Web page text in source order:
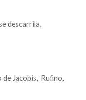
descarrila,
de Jacobis, Rufino,